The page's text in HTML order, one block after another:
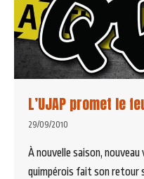
L’UJAP promet le
29/09/2010
À nouvelle saison,
quimpérois fait son retour